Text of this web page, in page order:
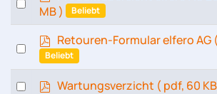
d
f
MB )
Beliebt
Select
item
p
d
f
Retouren-Formular elfero AG
Beliebt
Select pWartungsverzicht ( pdf, 60